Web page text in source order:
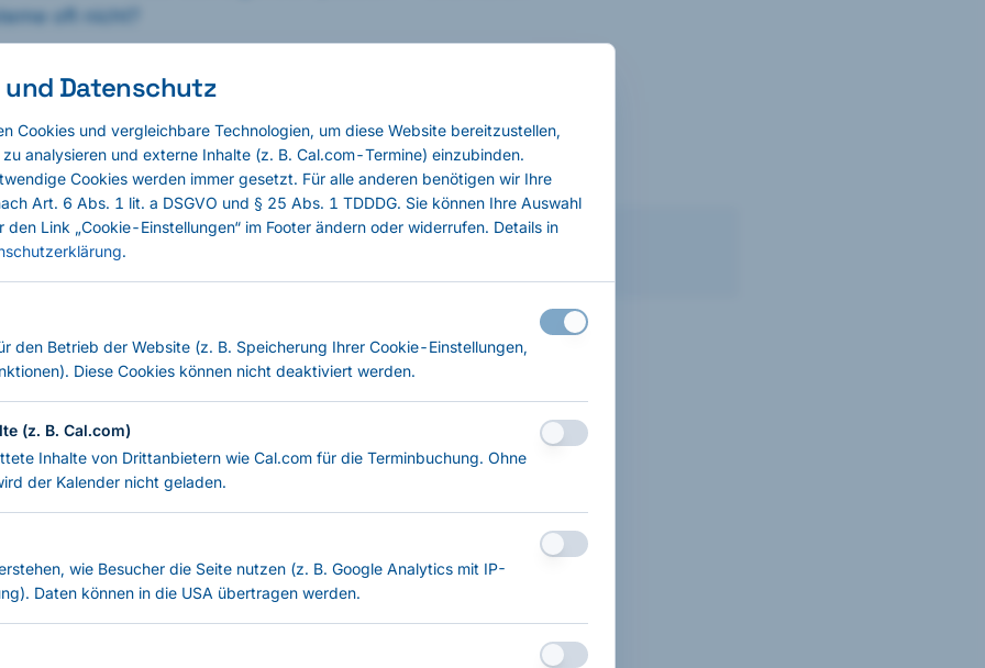
oft nicht?
Sicherheitslösungen längst im Einsatz. Sie liefern
— und tun das gut. Aber sie haben eine Eigenschaft, die
wird:
wurde. Nicht zwingend, was tatsächlich passiert.
hat, an Detection-Logik vorbeizulaufen, ist genau das,
den Logs. Und je länger Schutz, Detection und
stammen, desto kleiner wird der unabhängige Blick auf
nicht.
2025
und Datenschutz
Cookies und vergleichbare Technologien, um diese Website bereitzustellen,
analysieren und externe Inhalte (z. B. Cal.com-Termine) einzubinden.
Cookies werden immer gesetzt. Für alle anderen benötigen wir Ihre
Art. 6 Abs. 1 lit. a DSGVO und § 25 Abs. 1 TDDDG. Sie können Ihre Auswahl
den Link „Cookie-Einstellungen“ im Footer ändern oder widerrufen. Details in
.
den Betrieb der Website (z. B. Speicherung Ihrer Cookie-Einstellungen,
Diese Cookies können nicht deaktiviert werden.
(z. B. Cal.com)
Inhalte von Drittanbietern wie Cal.com für die Terminbuchung. Ohne
der Kalender nicht geladen.
wie Besucher die Seite nutzen (z. B. Google Analytics mit IP-
Daten können in die USA übertragen werden.